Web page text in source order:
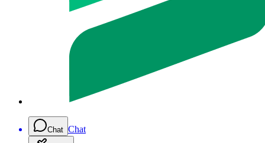
Chat Chat